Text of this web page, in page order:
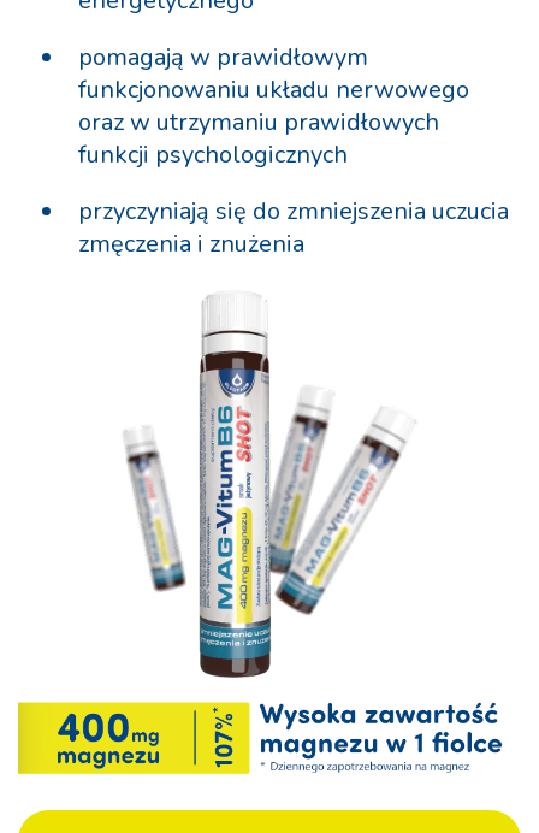
pomagają w prawidłowym
funkcjonowaniu układu nerwowego
oraz w utrzymaniu prawidłowych
funkcji psychologicznych
przyczyniają się do zmniejszenia uczucia
zmęczenia i znużenia